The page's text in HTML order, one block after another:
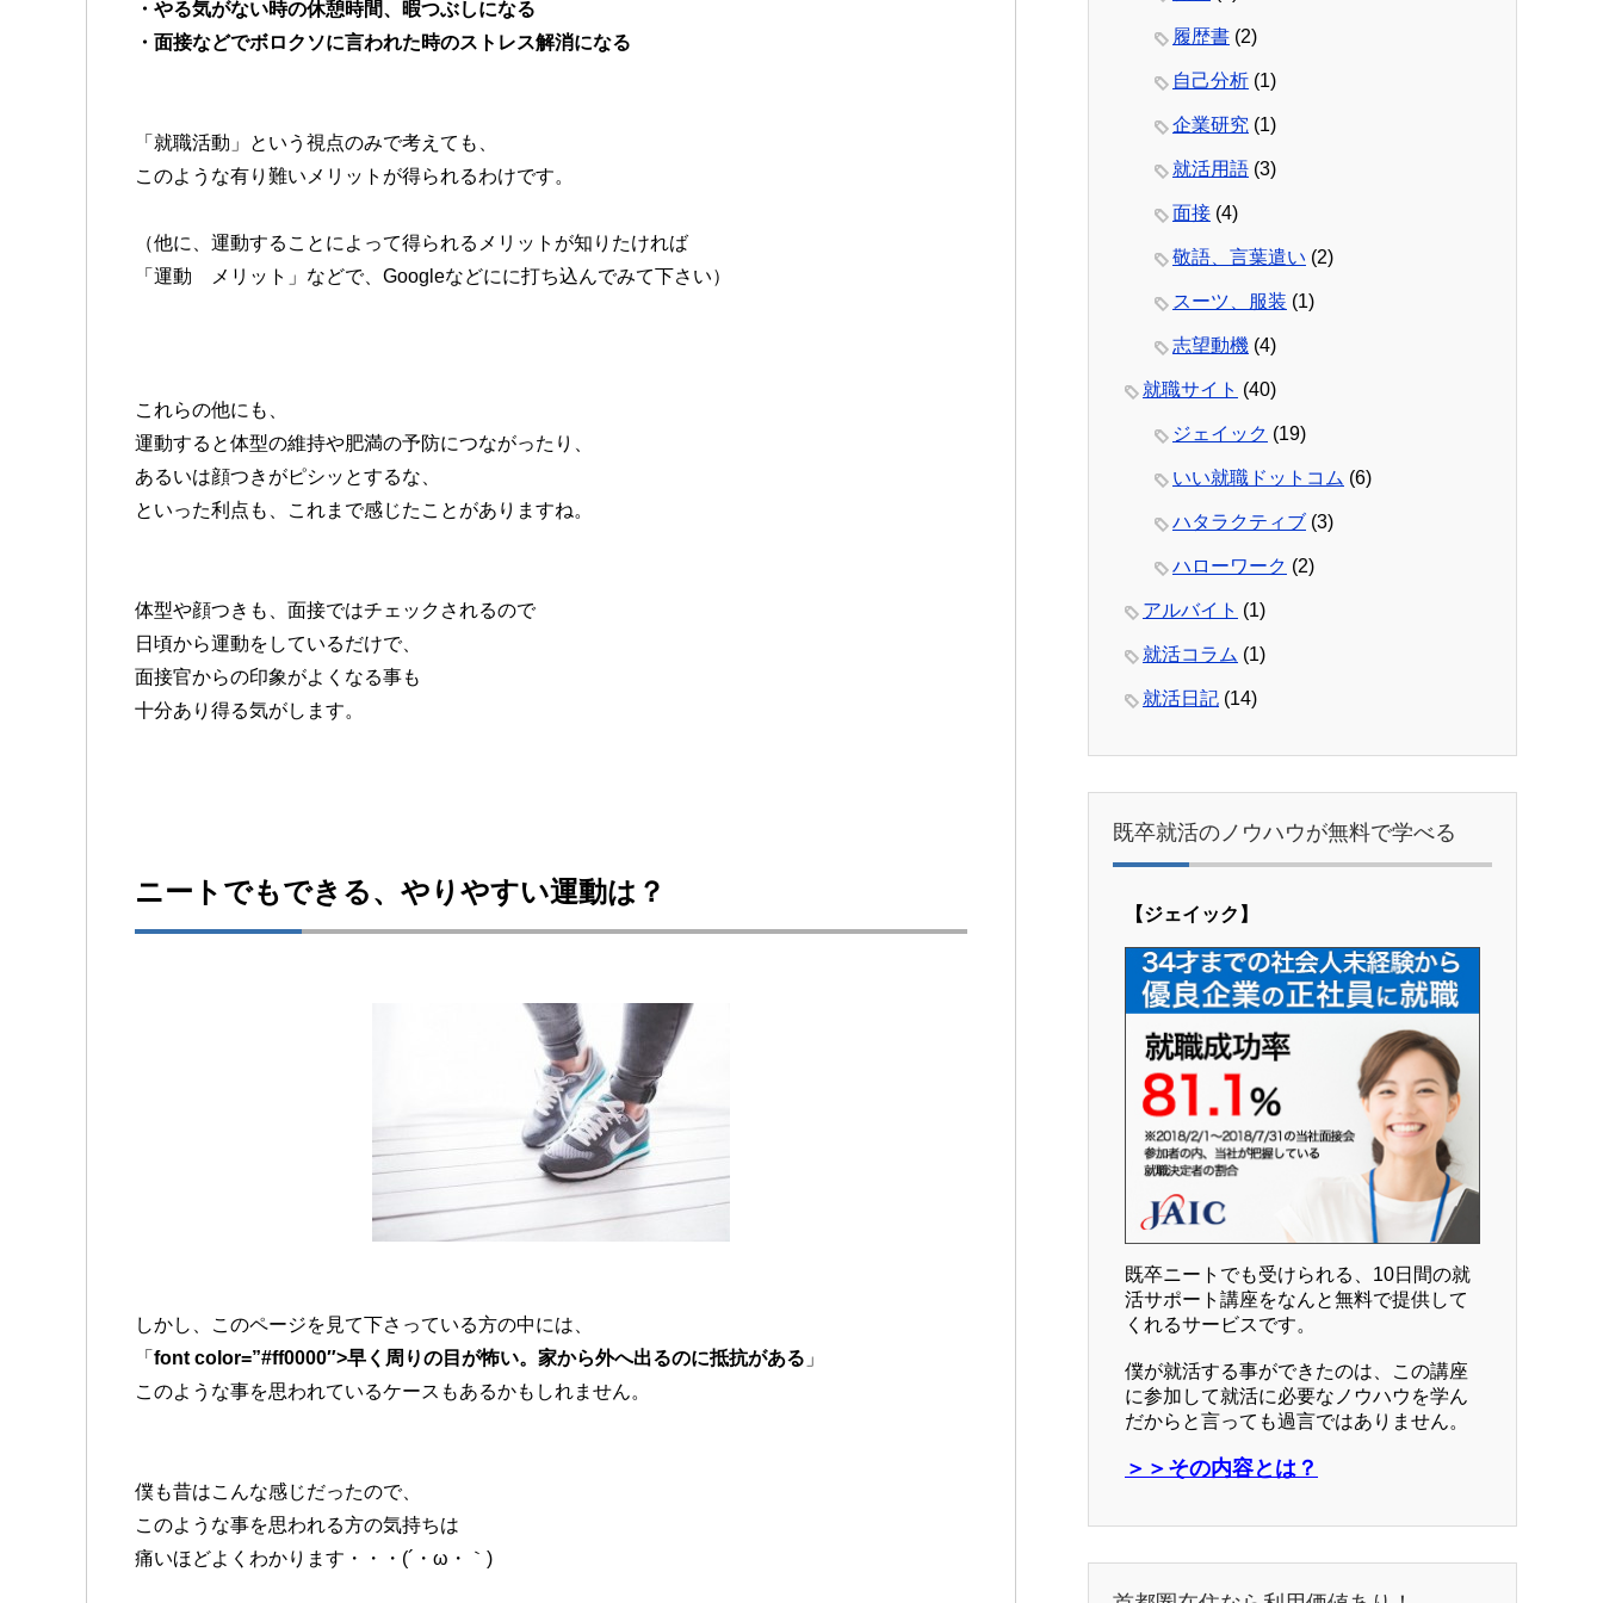
・やる気がない時の休憩時間、暇つぶしになる
・面接などでボロクソに言われた時のストレス解消になる
「就職活動」という視点のみで考えても、
このような有り難いメリットが得られるわけです。
（他に、運動することによって得られるメリットが知りたければ
「運動 メリット」などで、Googleなどにに打ち込んでみて下さい）
これらの他にも、
運動すると体型の維持や肥満の予防につながったり、
あるいは顔つきがピシッとするな、
といった利点も、これまで感じたことがありますね。
体型や顔つきも、面接ではチェックされるので
日頃から運動をしているだけで、
面接官からの印象がよくなる事も
十分あり得る気がします。
ニートでもできる、やりやすい運動は？
しかし、このページを見て下さっている方の中には、
「 font color=”#ff0000″>早く周りの目が怖い。家から外へ出るのに抵抗がある 」
このような事を思われているケースもあるかもしれません。
僕も昔はこんな感じだったので、
このような事を思われる方の気持ちは
痛いほどよくわかります・・・(´・ω・｀)
履歴書 (2)
自己分析 (1)
企業研究 (1)
就活用語 (3)
面接 (4)
敬語、言葉遣い (2)
スーツ、服装 (1)
志望動機 (4)
就職サイト (40)
ジェイック (19)
いい就職ドットコム (6)
ハタラクティブ (3)
ハローワーク (2)
アルバイト (1)
就活コラム (1)
就活日記 (14)
既卒就活のノウハウが無料で学べる
【ジェイック】
既卒ニートでも受けられる、10日間の就
活サポート講座をなんと無料で提供して
くれるサービスです。
僕が就活する事ができたのは、この講座
に参加して就活に必要なノウハウを学ん
だからと言っても過言ではありません。
＞＞その内容とは？